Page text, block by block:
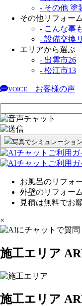
- その他 塗
その他リフォーム
- こんな事
- 設備交換
エリアから選ぶ
- 出雲市26
- 松江市13
VOICE お客様の声
写真でシミュレーション
お風呂のリフォ
外壁のリフォー
見積は無料でお
×
施工エリア
施工エリア